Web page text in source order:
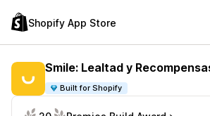
Shopify App Store
Smile: Lealtad y
Built for Shopify